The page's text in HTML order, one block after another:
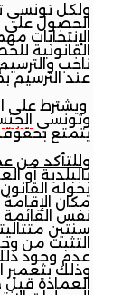
ولكل تونسي
الحصول على
الإنتخابات
القانونية
ناخب والترسيم
عند الترسيم
ويشترط على
وتونسي
يتمتع بحقوقه
وللتأكد من
بالبلدية أو
يخوله القانون
مكان الإقامة
نفس القائمة
سنتين
التثبت من
عدم وجود ذلك
وذلك بتعمير
العمادة قبل